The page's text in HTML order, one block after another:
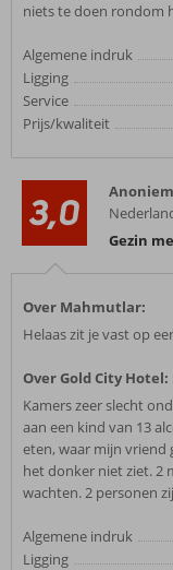
niets te doen rondom
Algemene indruk
Ligging
Service
Prijs/kwaliteit
3,0
Anoniem
Gezin
Over Mahmutlar:
Helaas zit je vast op
Over Gold City Hotel:
Kamers zeer slecht
aan een kind van 13
eten, waar mijn vriend
het donker niet ziet. 2
wachten. 2 personen
Algemene indruk
Ligging